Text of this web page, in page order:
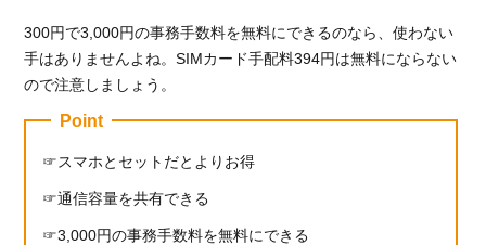
300円で3,000円の事務手数料を無料にできるのなら、使わない
手はありませんよね。SIMカード手配料394円は無料にならない
ので注意しましょう。
Point
スマホとセットだとよりお得
通信容量を共有できる
3,000円の事務手数料を無料にできる